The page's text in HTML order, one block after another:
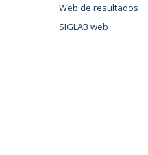
Web de resultados
SIGLAB web